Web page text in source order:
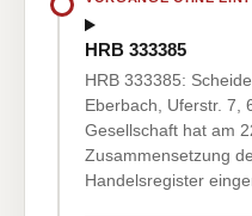
HRB 333385
HRB 333385:
Eberbach, Uferstr. 7,
Gesellschaft hat am
Zusammensetzung
Handelsregister